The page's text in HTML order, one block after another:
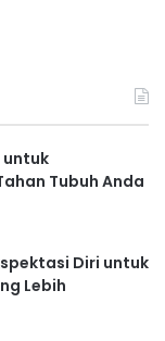
untuk
Tubuh Anda
Diri untuk
Lebih